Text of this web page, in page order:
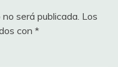
será publicada. Los
con *